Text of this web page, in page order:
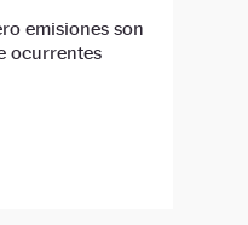
emisiones son
ocurrentes